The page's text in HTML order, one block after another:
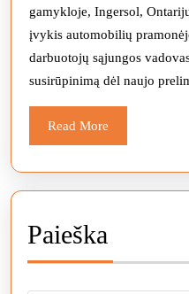
UAW
sutarties
gamykloje, Ingersol,
įvykis automobilių
darbuotojų sąjungos
susirūpinimą dėl naujo
Read More
More
Paieška